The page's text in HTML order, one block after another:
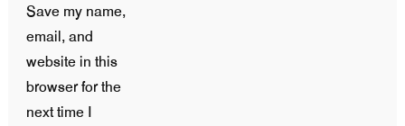
Save my name,
email, and
website in this
browser for the
next time I